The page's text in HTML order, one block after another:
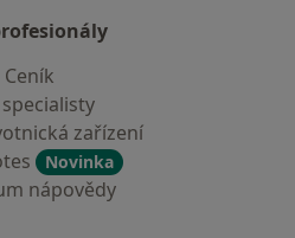
Ceník
zařízení
Novinka
nápovědy